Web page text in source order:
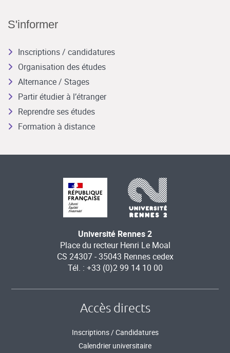
S'informer
Inscriptions / candidatures
Organisation des études
Alternance / Stages
Partir étudier à l’étranger
Reprendre ses études
Formation à distance
Université Rennes 2
Place du recteur Henri Le Moal
CS 24307 - 35043 Rennes cedex
Tél. : +33 (0)2 99 14 10 00
Accès directs
Inscriptions / Candidatures
Calendrier universitaire